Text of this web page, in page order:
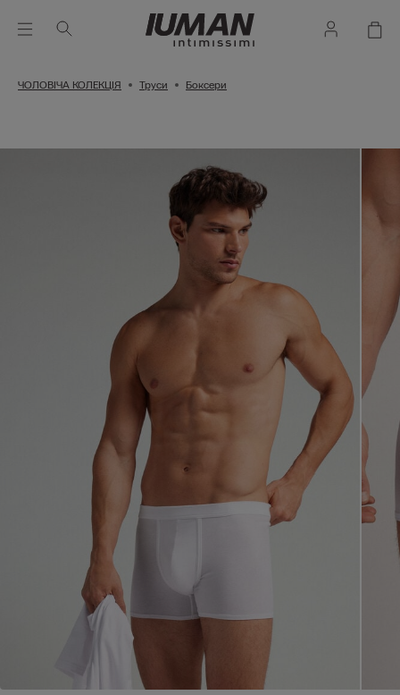
ЧОЛОВІЧА КОЛЕКЦІЯ Труси Боксери